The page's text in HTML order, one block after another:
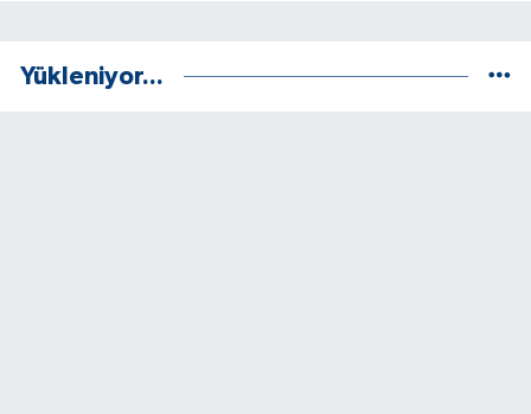
Yükleniyor...